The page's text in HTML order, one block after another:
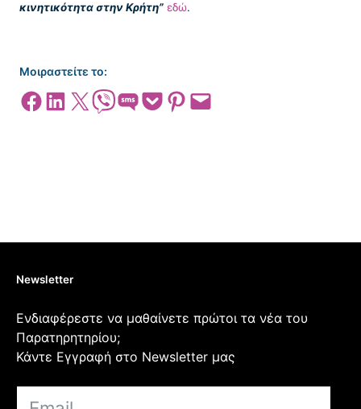
κινητικότητα στην Κρήτη” εδώ.
Μοιραστείτε το:
Share on Facebook
Share on LinkedIn
Share on X Share on ViberShare on SMSShare on Pocket
Share on Pinterest
Email this Page
Newsletter
Ενδιαφέρεστε να μαθαίνετε πρώτοι τα νέα του
Παρατηρητηρίου;
Κάντε Εγγραφή στο Newsletter μας